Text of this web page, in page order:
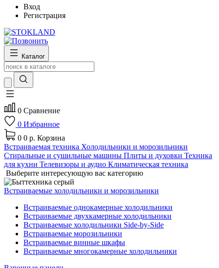
Вход
Регистрация
Каталог
0 Сравнение
0 Избранное
0 0 р. Корзина
Встраиваемая техника Холодильники и морозильники
Стиральные и сушильные машины Плиты и духовки Техника
для кухни Телевизоры и аудио Климатическая техника
Выберите интересующую вас категорию
Встраиваемые холодильники и морозильники
Встраиваемые однокамерные холодильники
Встраиваемые двухкамерные холодильники
Встраиваемые холодильники Side-by-Side
Встраиваемые морозильники
Встраиваемые винные шкафы
Встраиваемые многокамерные холодильники